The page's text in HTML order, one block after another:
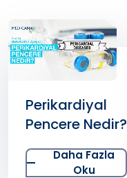
Perikardiyal
Pencere Nedir?
Daha Fazla
Oku